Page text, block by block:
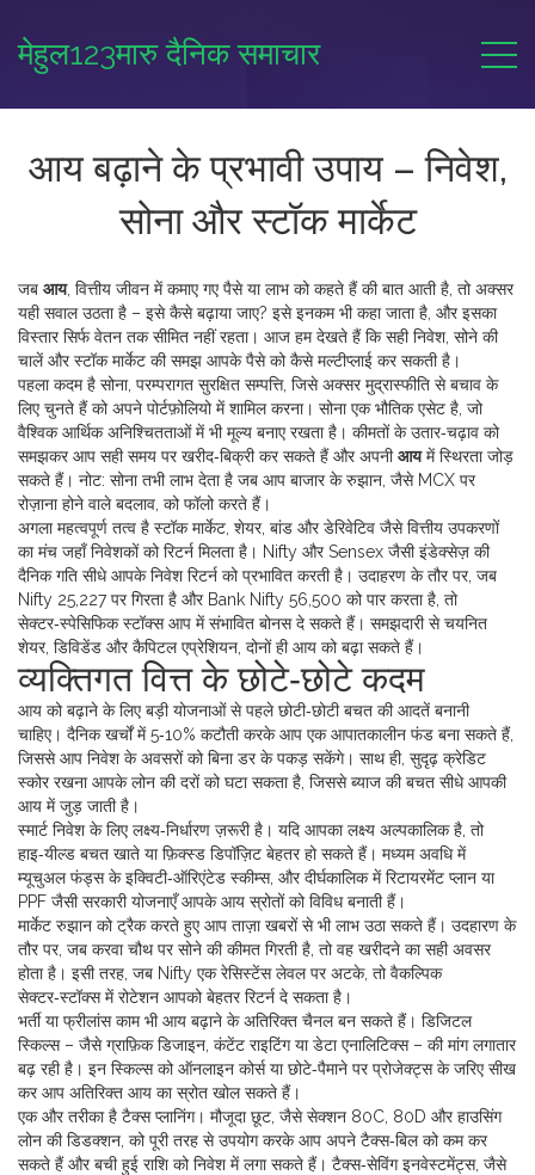
मेहुल123मारु दैनिक समाचार
आय बढ़ाने के प्रभावी उपाय – निवेश,
सोना और स्टॉक मार्केट
जब आय, वित्तीय जीवन में कमाए गए पैसे या लाभ को कहते हैंकी बात आती है, तो अक्सर
यही सवाल उठता है – इसे कैसे बढ़ाया जाए? इसेइनकमभी कहा जाता है, और इसका
विस्तार सिर्फ वेतन तक सीमित नहीं रहता। आज हम देखते हैं कि सही निवेश, सोने की
चालें और स्टॉक मार्केट की समझ आपके पैसे को कैसे मल्टीप्लाई कर सकती है।
पहला कदम है सोना, परम्परागत सुरक्षित सम्पत्ति, जिसे अक्सर मुद्रास्फीति से बचाव के
लिए चुनते हैंको अपने पोर्टफ़ोलियो में शामिल करना। सोना एक भौतिक एसेट है, जो
वैश्विक आर्थिक अनिश्चितताओं में भी मूल्य बनाए रखता है। कीमतों के उतार‑चढ़ाव को
समझकर आप सही समय पर खरीद‑बिक्री कर सकते हैं और अपनीआयमें स्थिरता जोड़
सकते हैं। नोट: सोना तभी लाभ देता है जब आप बाजार के रुझान, जैसे MCX पर
रोज़ाना होने वाले बदलाव, को फॉलो करते हैं।
अगला महत्वपूर्ण तत्व है स्टॉक मार्केट शेयर, बांड और डेरिवेटिव जैसे वित्तीय उपकरणों
का मंच जहाँ निवेशकों को रिटर्न मिलता है । Nifty और Sensex जैसी इंडेक्सेज़ की
दैनिक गति सीधे आपके निवेश रिटर्न को प्रभावित करती है। उदाहरण के तौर पर, जब
Nifty 25,227 पर गिरता है और Bank Nifty 56,500 को पार करता है, तो
सेक्टर‑स्पेसिफिक स्टॉक्स आप में संभावित बोनस दे सकते हैं। समझदारी से चयनित
शेयर, डिविडेंड और कैपिटल एप्रेशियन, दोनों ही आय को बढ़ा सकते हैं।
व्यक्तिगत वित्त के छोटे‑छोटे कदम
आय को बढ़ाने के लिए बड़ी योजनाओं से पहले छोटी‑छोटी बचत की आदतें बनानी
चाहिए। दैनिक खर्चों में 5‑10% कटौती करके आप एक आपातकालीन फंड बना सकते हैं,
जिससे आप निवेश के अवसरों को बिना डर के पकड़ सकेंगे। साथ ही, सुदृढ़ क्रेडिट
स्कोर रखना आपके लोन की दरों को घटा सकता है, जिससे ब्याज की बचत सीधे आपकी
आय में जुड़ जाती है।
स्मार्ट निवेश के लिए लक्ष्य‑निर्धारण ज़रूरी है। यदि आपका लक्ष्य अल्पकालिक है, तो
हाइ‑यील्ड बचत खाते या फ़िक्स्ड डिपॉज़िट बेहतर हो सकते हैं। मध्यम अवधि में
म्यूचुअल फंड्स के इक्विटी‑ऑरिएंटेड स्कीम्स, और दीर्घकालिक में रिटायरमेंट प्लान या
PPF जैसी सरकारी योजनाएँ आपके आय स्रोतों को विविध बनाती हैं।
मार्केट रुझान को ट्रैक करते हुए आप ताज़ा खबरों से भी लाभ उठा सकते हैं। उदहारण के
तौर पर, जब करवा चौथ पर सोने की कीमत गिरती है, तो वह खरीदने का सही अवसर
होता है। इसी तरह, जब Nifty एक रेसिस्टेंस लेवल पर अटके, तो वैकल्पिक
सेक्टर‑स्टॉक्स में रोटेशन आपको बेहतर रिटर्न दे सकता है।
भर्ती या फ्रीलांस काम भी आय बढ़ाने के अतिरिक्त चैनल बन सकते हैं। डिजिटल
स्किल्स – जैसे ग्राफ़िक डिजाइन, कंटेंट राइटिंग या डेटा एनालिटिक्स – की मांग लगातार
बढ़ रही है। इन स्किल्स को ऑनलाइन कोर्स या छोटे‑पैमाने पर प्रोजेक्ट्स के जरिए सीख
कर आप अतिरिक्त आय का स्रोत खोल सकते हैं।
एक और तरीका है टैक्स प्लानिंग। मौजूदा छूट, जैसे सेक्शन 80C, 80D और हाउसिंग
लोन की डिडक्शन, को पूरी तरह से उपयोग करके आप अपने टैक्स‑बिल को कम कर
सकते हैं और बची हुई राशि को निवेश में लगा सकते हैं। टैक्स‑सेविंग इनवेस्टमेंट्स, जैसे